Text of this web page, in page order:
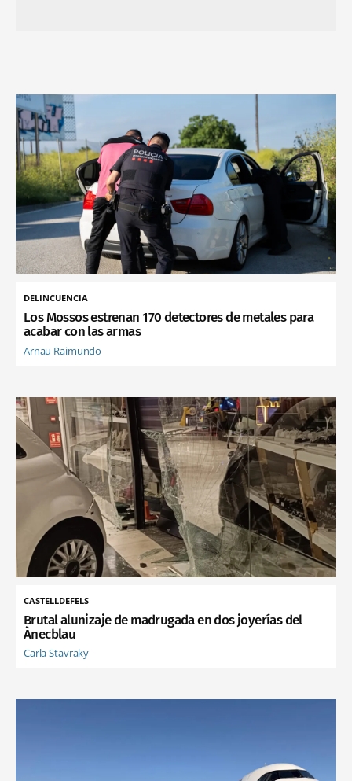
DELINCUENCIA
Los Mossos estrenan 170 detectores de metales para
acabar con las armas
Arnau Raimundo
CASTELLDEFELS
Brutal alunizaje de madrugada en dos joyerías del
Ànecblau
Carla Stavraky